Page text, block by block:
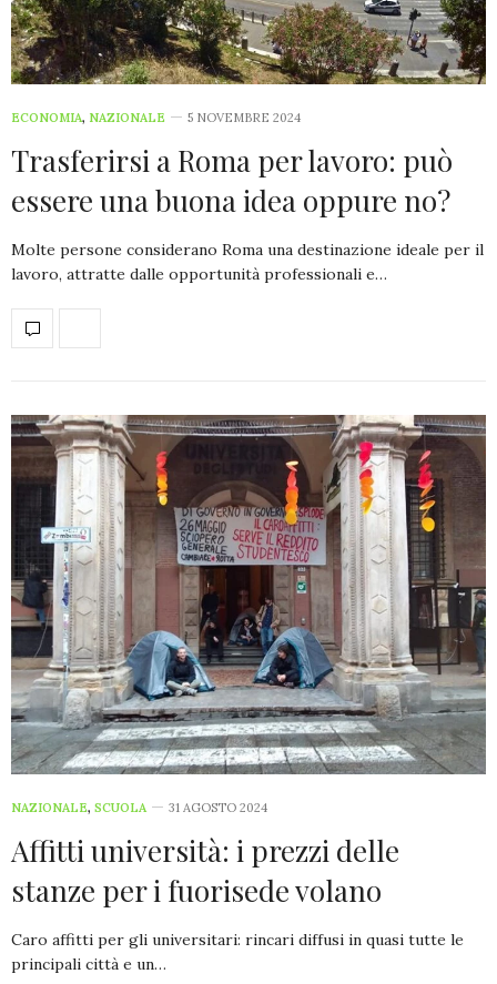
ECONOMIA, NAZIONALE 5 NOVEMBRE 2024
Trasferirsi a Roma per lavoro: può
essere una buona idea oppure no?
Molte persone considerano Roma una destinazione ideale per il
lavoro, attratte dalle opportunità professionali e…
NAZIONALE, SCUOLA 31 AGOSTO 2024
Affitti università: i prezzi delle
stanze per i fuorisede volano
Caro affitti per gli universitari: rincari diffusi in quasi tutte le
principali città e un…